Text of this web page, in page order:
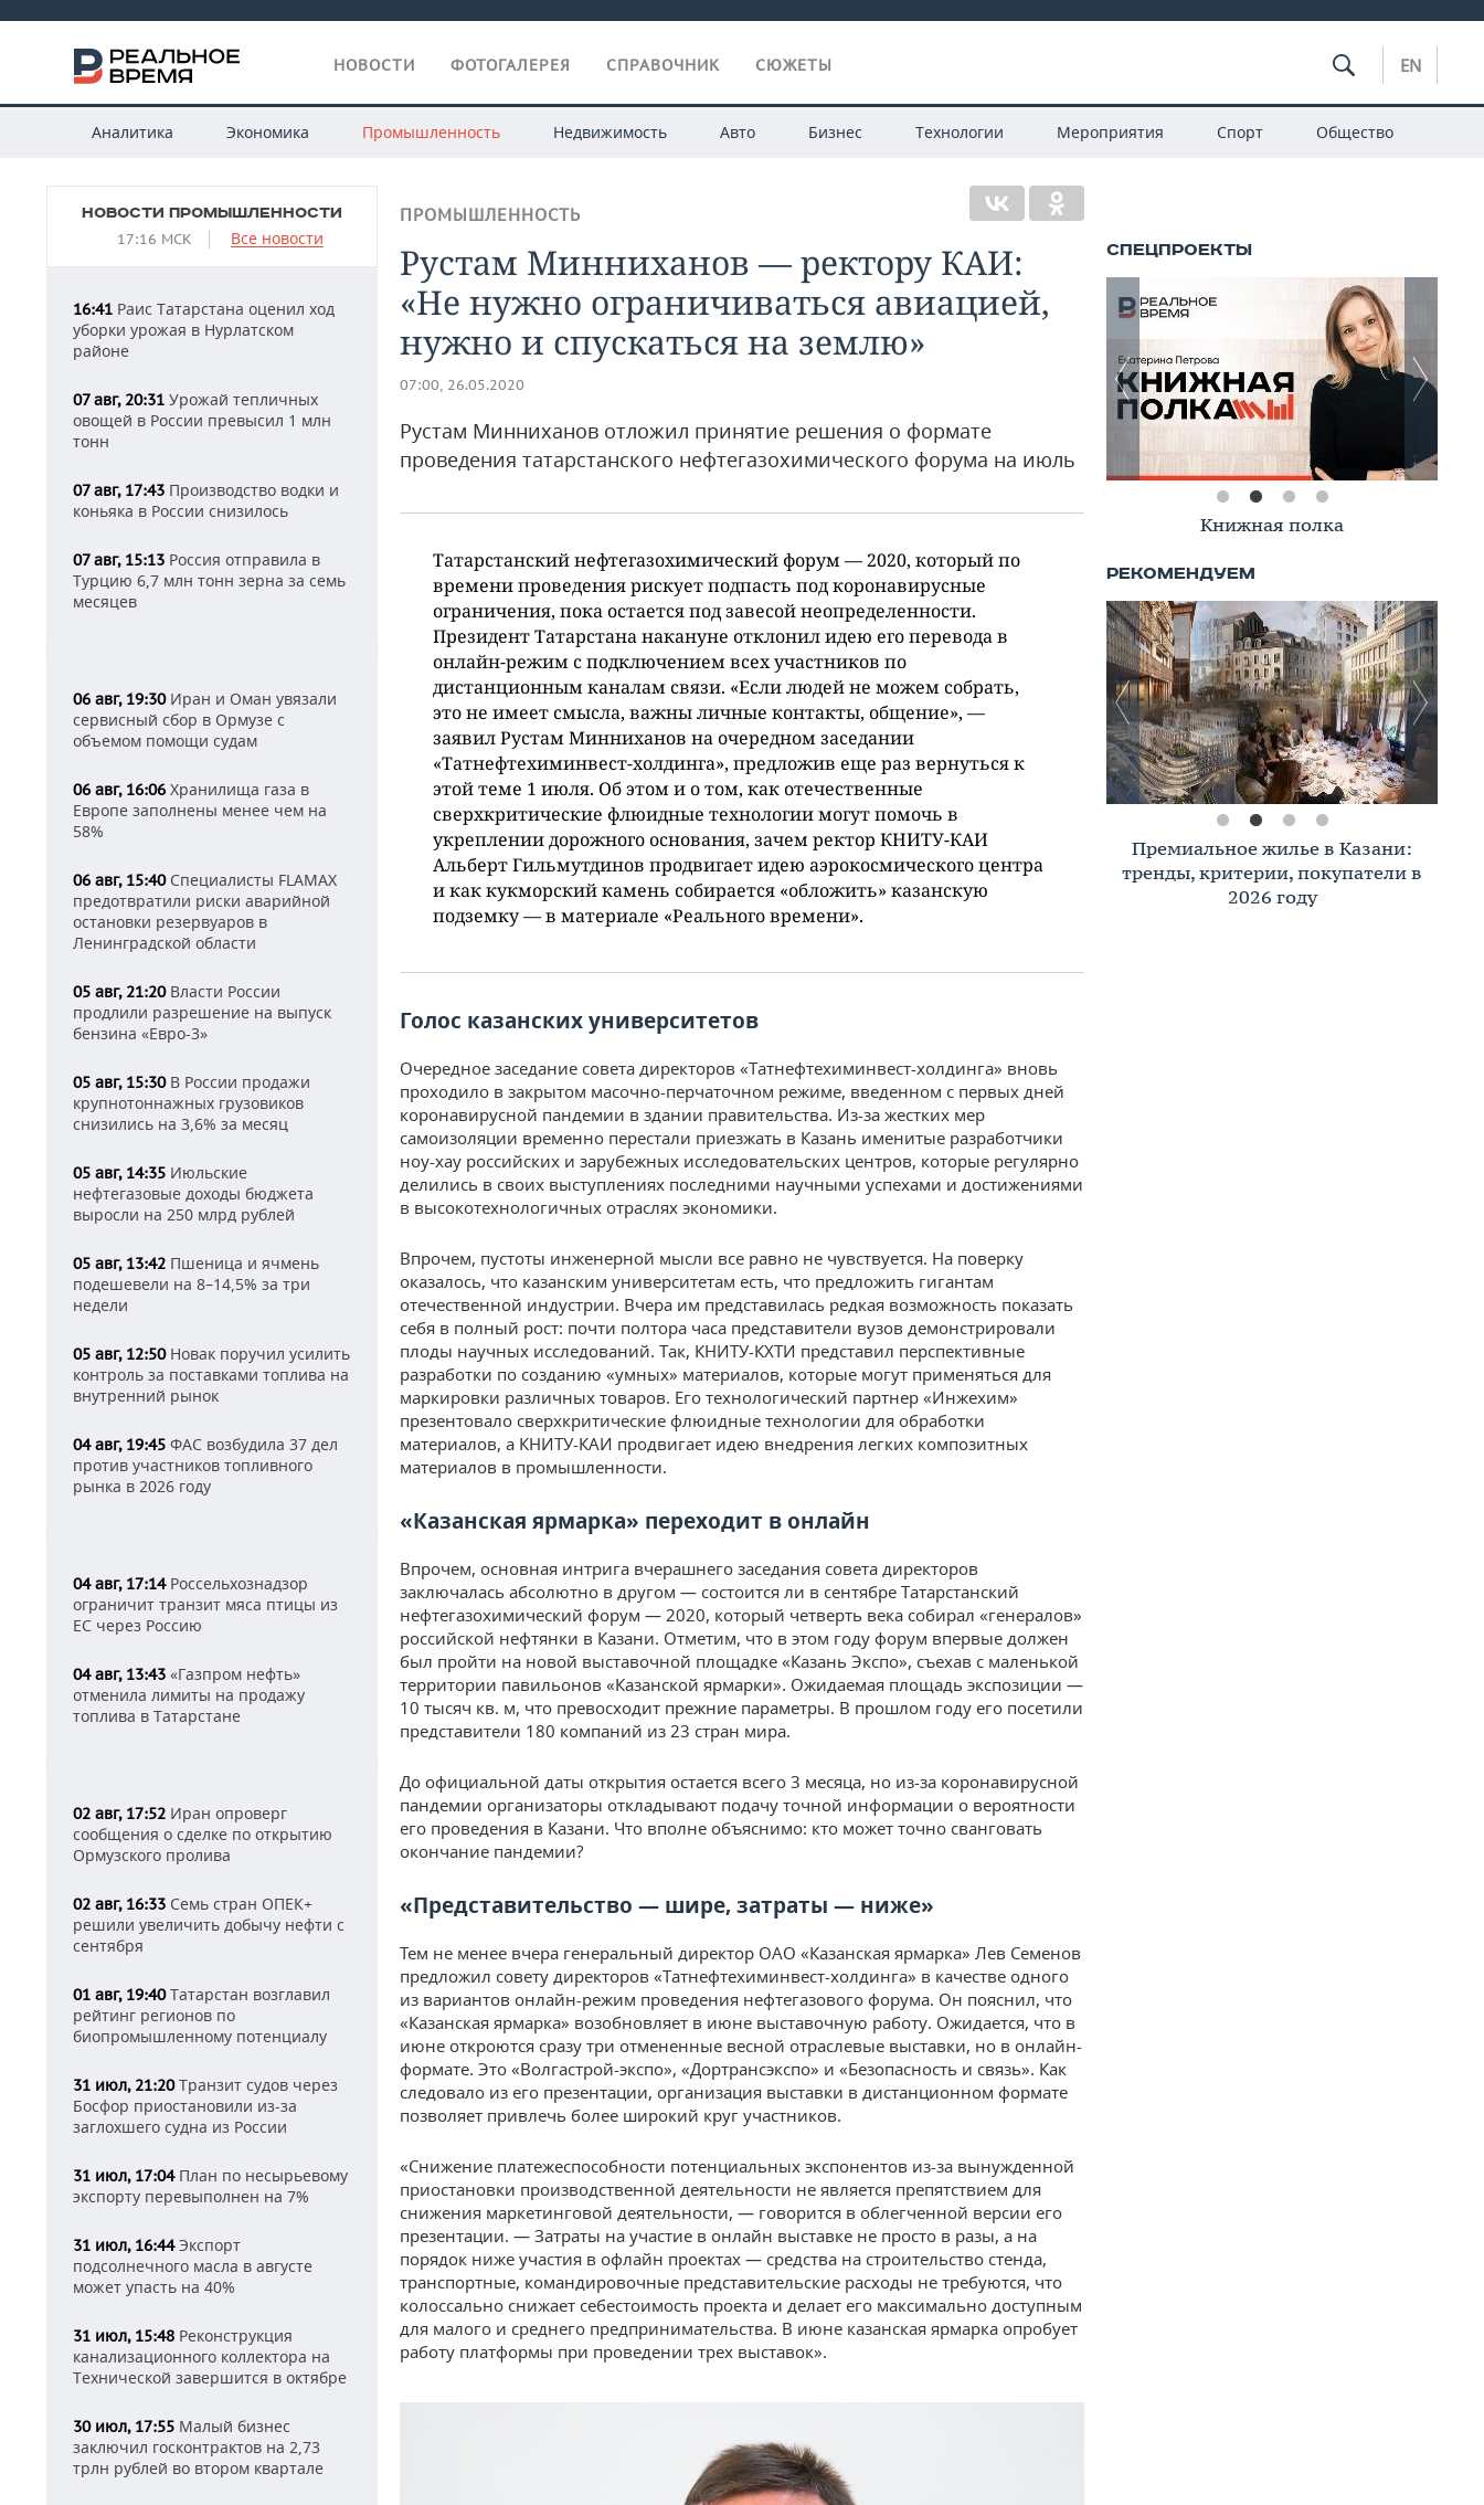
НОВОСТИ ФОТОГАЛЕРЕЯ СПРАВОЧНИК СЮЖЕТЫ EN
Аналитика Экономика Промышленность Недвижимость Авто Бизнес Технологии Мероприятия Спорт Общество
НОВОСТИ ПРОМЫШЛЕННОСТИ
17:16 МСК Все новости
16:41 Раис Татарстана оценил ход
уборки урожая в Нурлатском
районе
07 авг, 20:31 Урожай тепличных
овощей в России превысил 1 млн
тонн
07 авг, 17:43 Производство водки и
коньяка в России снизилось
07 авг, 15:13 Россия отправила в
Турцию 6,7 млн тонн зерна за семь
месяцев
06 авг, 19:30Иран и Оман увязали
сервисный сбор в Ормузе с
объемом помощи судам
06 авг, 16:06 Хранилища газа в
Европе заполнены менее чем на
58%
06 авг, 15:40Специалисты FLAMAX
предотвратили риски аварийной
остановки резервуаров в
Ленинградской области
05 авг, 21:20Власти России
продлили разрешение на выпуск
бензина «Евро-3»
05 авг, 15:30В России продажи
крупнотоннажных грузовиков
снизились на 3,6% за месяц
05 авг, 14:35 Июльские
нефтегазовые доходы бюджета
выросли на 250 млрд рублей
05 авг, 13:42 Пшеница и ячмень
подешевели на 8–14,5% за три
недели
05 авг, 12:50Новак поручил усилить
контроль за поставками топлива на
внутренний рынок
04 авг, 19:45 ФАС возбудила 37 дел
против участников топливного
рынка в 2026 году
04 авг, 17:14Россельхознадзор
ограничит транзит мяса птицы из
ЕС через Россию
04 авг, 13:43 «Газпром нефть»
отменила лимиты на продажу
топлива в Татарстане
02 авг, 17:52 Иран опроверг
сообщения о сделке по открытию
Ормузского пролива
02 авг, 16:33 Семь стран ОПЕК+
решили увеличить добычу нефти с
сентября
01 авг, 19:40Татарстан возглавил
рейтинг регионов по
биопромышленному потенциалу
31 июл, 21:20Транзит судов через
Босфор приостановили из-за
заглохшего судна из России
31 июл, 17:04План по несырьевому
экспорту перевыполнен на 7%
31 июл, 16:44Экспорт
подсолнечного масла в августе
может упасть на 40%
31 июл, 15:48 Реконструкция
канализационного коллектора на
Технической завершится в октябре
30 июл, 17:55 Малый бизнес
заключил госконтрактов на 2,73
трлн рублей во втором квартале
ПРОМЫШЛЕННОСТЬ
Рустам Минниханов — ректору КАИ:
«Не нужно ограничиваться авиацией,
нужно и спускаться на землю»
07:00, 26.05.2020
Рустам Минниханов отложил принятие решения о формате
проведения татарстанского нефтегазохимического форума на июль
Татарстанский нефтегазохимический форум — 2020, который по
времени проведения рискует подпасть под коронавирусные
ограничения, пока остается под завесой неопределенности.
Президент Татарстана накануне отклонил идею его перевода в
онлайн-режим с подключением всех участников по
дистанционным каналам связи. «Если людей не можем собрать,
это не имеет смысла, важны личные контакты, общение», —
заявил Рустам Минниханов на очередном заседании
«Татнефтехиминвест-холдинга», предложив еще раз вернуться к
этой теме 1 июля. Об этом и о том, как отечественные
сверхкритические флюидные технологии могут помочь в
укреплении дорожного основания, зачем ректор КНИТУ-КАИ
Альберт Гильмутдинов продвигает идею аэрокосмического центра
и как кукморский камень собирается «обложить» казанскую
подземку — в материале «Реального времени».
Голос казанских университетов
Очередное заседание совета директоров «Татнефтехиминвест-холдинга» вновь
проходило в закрытом масочно-перчаточном режиме, введенном с первых дней
коронавирусной пандемии в здании правительства. Из-за жестких мер
самоизоляции временно перестали приезжать в Казань именитые разработчики
ноу-хау российских и зарубежных исследовательских центров, которые регулярно
делились в своих выступлениях последними научными успехами и достижениями
в высокотехнологичных отраслях экономики.
Впрочем, пустоты инженерной мысли все равно не чувствуется. На поверку
оказалось, что казанским университетам есть, что предложить гигантам
отечественной индустрии. Вчера им представилась редкая возможность показать
себя в полный рост: почти полтора часа представители вузов демонстрировали
плоды научных исследований. Так, КНИТУ-КХТИ представил перспективные
разработки по созданию «умных» материалов, которые могут применяться для
маркировки различных товаров. Его технологический партнер «Инжехим»
презентовало сверхкритические флюидные технологии для обработки
материалов, а КНИТУ-КАИ продвигает идею внедрения легких композитных
материалов в промышленности.
«Казанская ярмарка» переходит в онлайн
Впрочем, основная интрига вчерашнего заседания совета директоров
заключалась абсолютно в другом — состоится ли в сентябре Татарстанский
нефтегазохимический форум — 2020, который четверть века собирал «генералов»
российской нефтянки в Казани. Отметим, что в этом году форум впервые должен
был пройти на новой выставочной площадке «Казань Экспо», съехав с маленькой
территории павильонов «Казанской ярмарки». Ожидаемая площадь экспозиции —
10 тысяч кв. м, что превосходит прежние параметры. В прошлом году его посетили
представители 180 компаний из 23 стран мира.
До официальной даты открытия остается всего 3 месяца, но из-за коронавирусной
пандемии организаторы откладывают подачу точной информации о вероятности
его проведения в Казани. Что вполне объяснимо: кто может точно сванговать
окончание пандемии?
«Представительство — шире, затраты — ниже»
Тем не менее вчера генеральный директор ОАО «Казанская ярмарка» Лев Семенов
предложил совету директоров «Татнефтехиминвест-холдинга» в качестве одного
из вариантов онлайн-режим проведения нефтегазового форума. Он пояснил, что
«Казанская ярмарка» возобновляет в июне выставочную работу. Ожидается, что в
июне откроются сразу три отмененные весной отраслевые выставки, но в онлайн-
формате. Это «Волгастрой-экспо», «Дортрансэкспо» и «Безопасность и связь». Как
следовало из его презентации, организация выставки в дистанционном формате
позволяет привлечь более широкий круг участников.
«Снижение платежеспособности потенциальных экспонентов из-за вынужденной
приостановки производственной деятельности не является препятствием для
снижения маркетинговой деятельности, — говорится в облегченной версии его
презентации. — Затраты на участие в онлайн выставке не просто в разы, а на
порядок ниже участия в офлайн проектах — средства на строительство стенда,
транспортные, командировочные представительские расходы не требуются, что
колоссально снижает себестоимость проекта и делает его максимально доступным
для малого и среднего предпринимательства. В июне казанская ярмарка опробует
работу платформы при проведении трех выставок».
Книжная полка
Премиальное жилье в Казани:
тренды, критерии, покупатели в
2026 году